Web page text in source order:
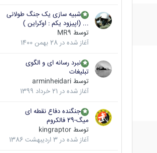
شبیه سازی یک جنگ طولانی
... (اپیزود یکم : اوکراین )
توسط MR9
آغاز شده در 28 بهمن 1400
نبرد رسانه ای و الگوی
تبلیغات
توسط arminheidari
آغاز شده در 21 خرداد 1399
جنگنده دفاع نقطه ای
میگ-29 فالکروم
توسط kingraptor
آغاز شده در 3 اردیبهشت 1386